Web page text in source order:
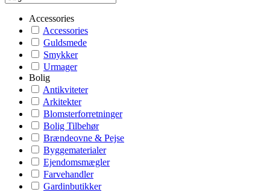
Accessories
Accessories
Guldsmede
Smykker
Urmager
Bolig
Antikviteter
Arkitekter
Blomsterforretninger
Bolig Tilbehør
Brændeovne & Pejse
Byggematerialer
Ejendomsmægler
Farvehandler
Gardinbutikker